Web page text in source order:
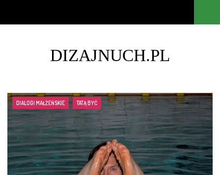
DIZAJNUCH.PL
DIALOGI MAŁŻEŃSKIE TATĄ BYĆ